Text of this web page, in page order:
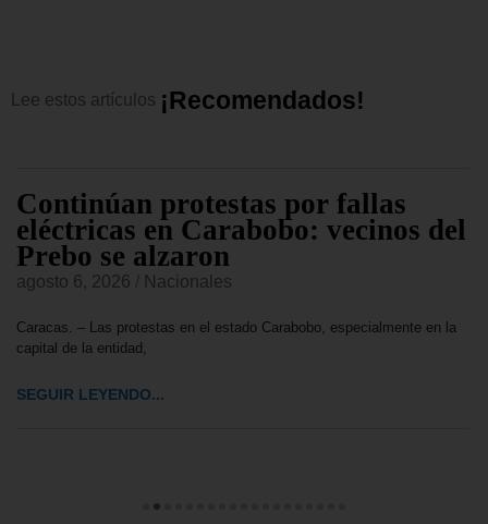
Lee estos artículos ¡Recomendados!
Continúan protestas por fallas
eléctricas en Carabobo: vecinos del
Prebo se alzaron
agosto 6, 2026 Nacionales
Caracas. – Las protestas en el estado Carabobo, especialmente en la
capital de la entidad,
SEGUIR LEYENDO...